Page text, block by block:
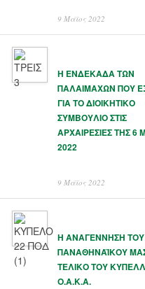
9 Μάϊος 2022
Η ΕΝΔΕΚΑΔΑ ΤΩΝ
ΠΑΛΑΙΜΑΧΩΝ ΠΟΥ
ΓΙΑ ΤΟ ΔΙΟΙΚΗΤΙΚΟ
ΣΥΜΒΟΥΛΙΟ ΣΤΙΣ
ΑΡΧΑΙΡΕΣΙΕΣ ΤΗΣ 6
2022
9 Μάϊος 2022
Η ΑΝΑΓΕΝΝΗΣΗ ΤΟΥ
ΠΑΝΑΘΗΝΑΪΚΟΥ
ΤΕΛΙΚΟ ΤΟΥ
Ο.Α.Κ.Α.